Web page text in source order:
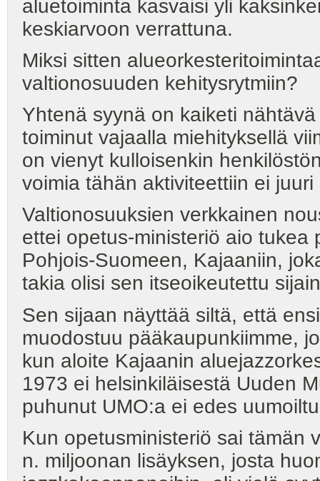
aluetoiminta kasvaisi yli
keskiarvoon verrattuna.
Miksi sitten
valtionosuuden kehitysrytmiin?
Yhtenä syynä on kaiketi
toiminut vajaalla miehityksellä
on vienyt kulloisenkin
voimia tähän aktiviteettiin ei
Valtionosuuksien verkkainen
ettei opetus-ministeriö aio tukea
Pohjois-Suomeen, Kajaaniin,
takia olisi sen itseoikeutettu
Sen sijaan näyttää siltä, että
muodostuu pääkaupunkiimme,
kun aloite Kajaanin
1973 ei helsinkiläisestä Uuden
puhunut UMO:a ei edes
Kun opetusministeriö sai tämän
n. miljoonan lisäyksen, josta